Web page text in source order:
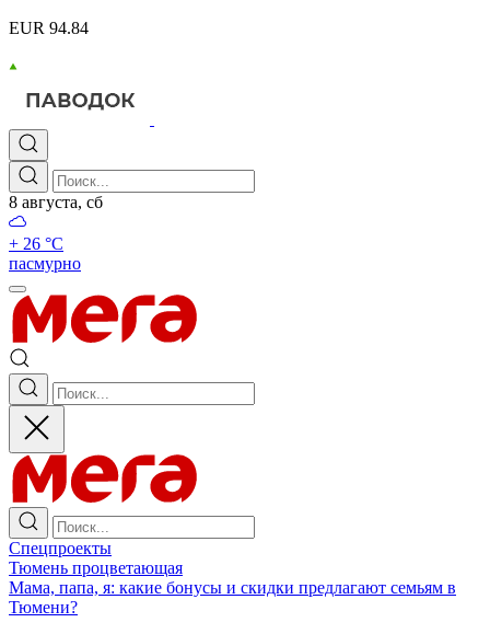
EUR 94.84
8 августа, сб
+ 26 °С
пасмурно
Спецпроекты
Тюмень процветающая
Мама, папа, я: какие бонусы и скидки предлагают семьям в
Тюмени?